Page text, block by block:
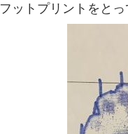
フットプリントをと